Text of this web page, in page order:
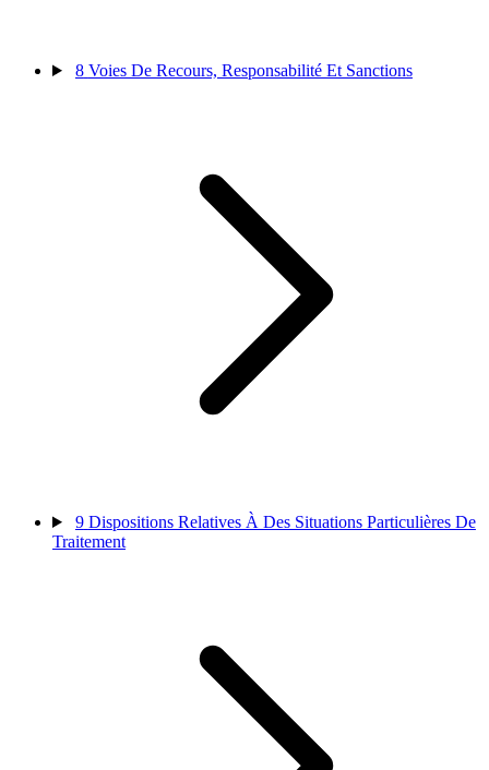
8 Voies De Recours, Responsabilité Et Sanctions
9 Dispositions Relatives À Des Situations Particulières De
Traitement